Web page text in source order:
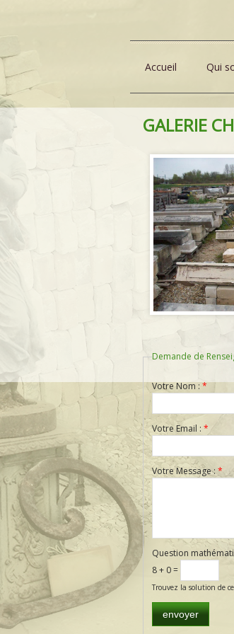
Accueil Qui
GALERIE
Demande de
Votre Nom :*
Votre Email : *
Votre Message : *
Question
8 + 0 =
Trouvez la solution de